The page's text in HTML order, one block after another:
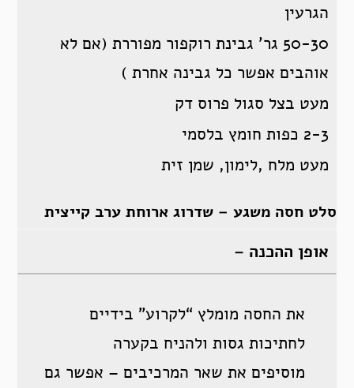
הגרעין
50-30 גר’ גבינת רוקפור מפוררת (אם לא
אוהבים אפשר כל גבינה אחרת )
מעט בצל סגול פרוס דק
2-3 כפות חומץ בלסמי
מעט מלח ,לימון, שמן זית
סלט חסה משגע – שדרוג ארוחת ערב קייצית
אופן ההכנה –
את החסה מומלץ “לקרוע” בידיים
לחתיכות גסות ולהניח בקערה
מוסיפים את שאר המרכיבים – אפשר גם